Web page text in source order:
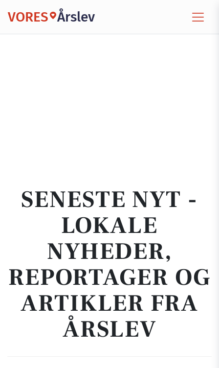
VORES Årslev
SENESTE NYT -
LOKALE
NYHEDER,
REPORTAGER OG
ARTIKLER FRA
ÅRSLEV